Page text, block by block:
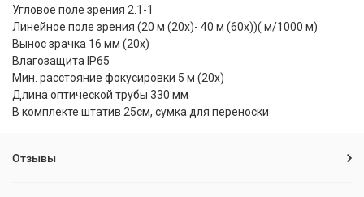
Угловое поле зрения 2.1-1
Линейное поле зрения (20 м (20x)- 40 м (60x))( м/1000 м)
Вынос зрачка 16 мм (20x)
Влагозащита IP65
Мин. расстояние фокусировки 5 м (20x)
Длина оптической трубы 330 мм
В комплекте штатив 25см, сумка для переноски
Отзывы